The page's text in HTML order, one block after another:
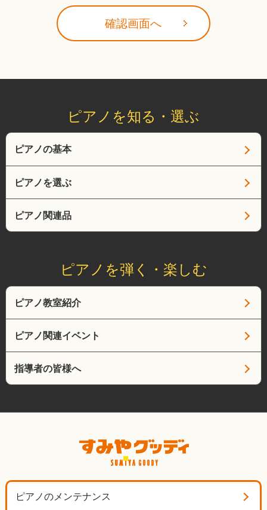
ピアノを知る・選ぶ
ピアノの基本
ピアノを選ぶ
ピアノ関連品
ピアノを弾く・楽しむ
ピアノ教室紹介
ピアノ関連イベント
指導者の皆様へ
ピアノのメンテナンス